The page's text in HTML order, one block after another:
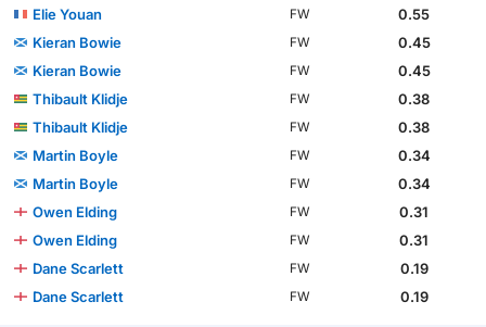
Elie Youan
FW
0.55
Kieran Bowie
FW
0.45
Kieran Bowie
FW
0.45
Thibault Klidje
FW
0.38
Thibault Klidje
FW
0.38
Martin Boyle
FW
0.34
Martin Boyle
FW
0.34
Owen Elding
FW
0.31
Owen Elding
FW
0.31
Dane Scarlett
FW
0.19
Dane Scarlett
FW 0.19